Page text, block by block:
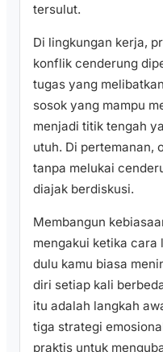
tersulut.
Di lingkungan kerja,
konflik cenderung
tugas yang
sosok yang mampu
menjadi titik tengah
utuh. Di pertemanan,
tanpa melukai
diajak berdiskusi.
Membangun
mengakui ketika cara
dulu kamu biasa
diri setiap kali
itu adalah langkah
tiga strategi
praktis untuk